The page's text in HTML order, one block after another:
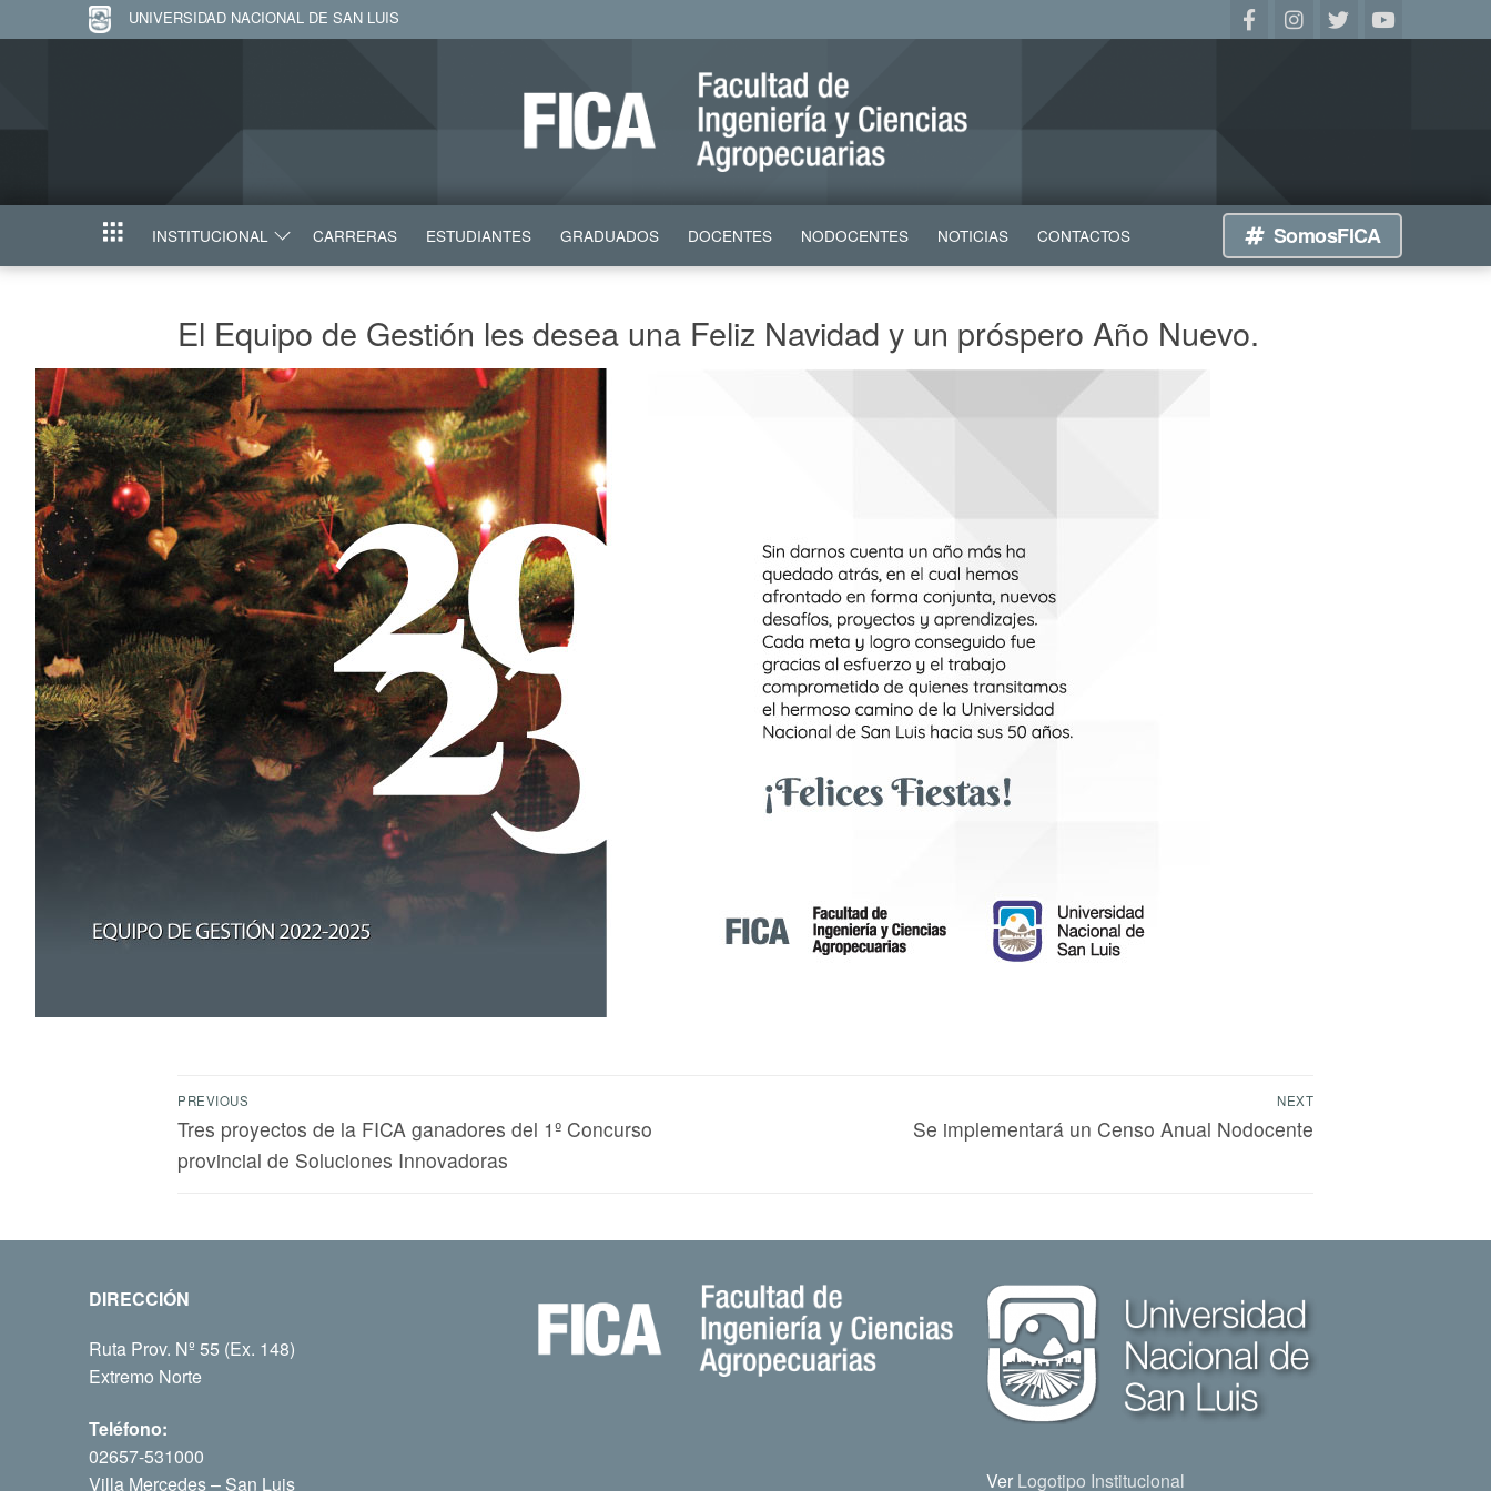
UNIVERSIDAD NACIONAL DE SAN LUIS
INICIO INSTITUCIONAL CARRERAS ESTUDIANTES GRADUADOS DOCENTES NODOCENTES NOTICIAS CONTACTOS SomosFICA
El Equipo de Gestión les desea una Feliz Navidad y un próspero Año Nuevo.
PREVIOUS
Tres proyectos de la FICA ganadores del 1º Concurso
provincial de Soluciones Innovadoras
NEXT
Se implementará un Censo Anual Nodocente
DIRECCIÓN
Ruta Prov. Nº 55 (Ex. 148)
Extremo Norte
Teléfono:
02657-531000
Villa Mercedes – San Luis
Ver Logotipo Institucional